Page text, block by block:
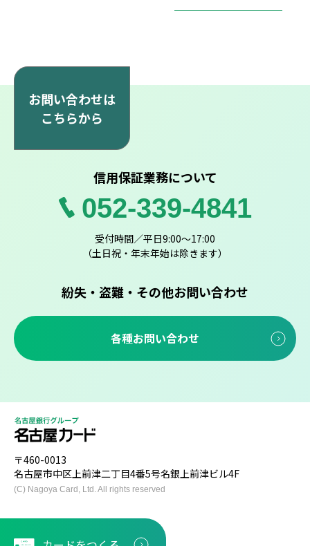
お問い合わせは
こちらから
信用保証業務について
052-339-4841
受付時間／平日9:00～17:00
（土日祝・年末年始は除きます）
紛失・盗難・その他お問い合わせ
各種お問い合わせ
〒460-0013
名古屋市中区上前津二丁目4番5号名銀上前津ビル4F
(C) Nagoya Card, Ltd. All rights reserved